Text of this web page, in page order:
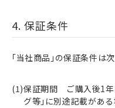
4. 保証条件
｢当社商品｣の保証条件は次
保証期間 ご購入後1年
グ等｣に別途記載がある